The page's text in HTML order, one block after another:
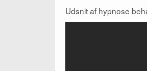
Udsnit af hypnose